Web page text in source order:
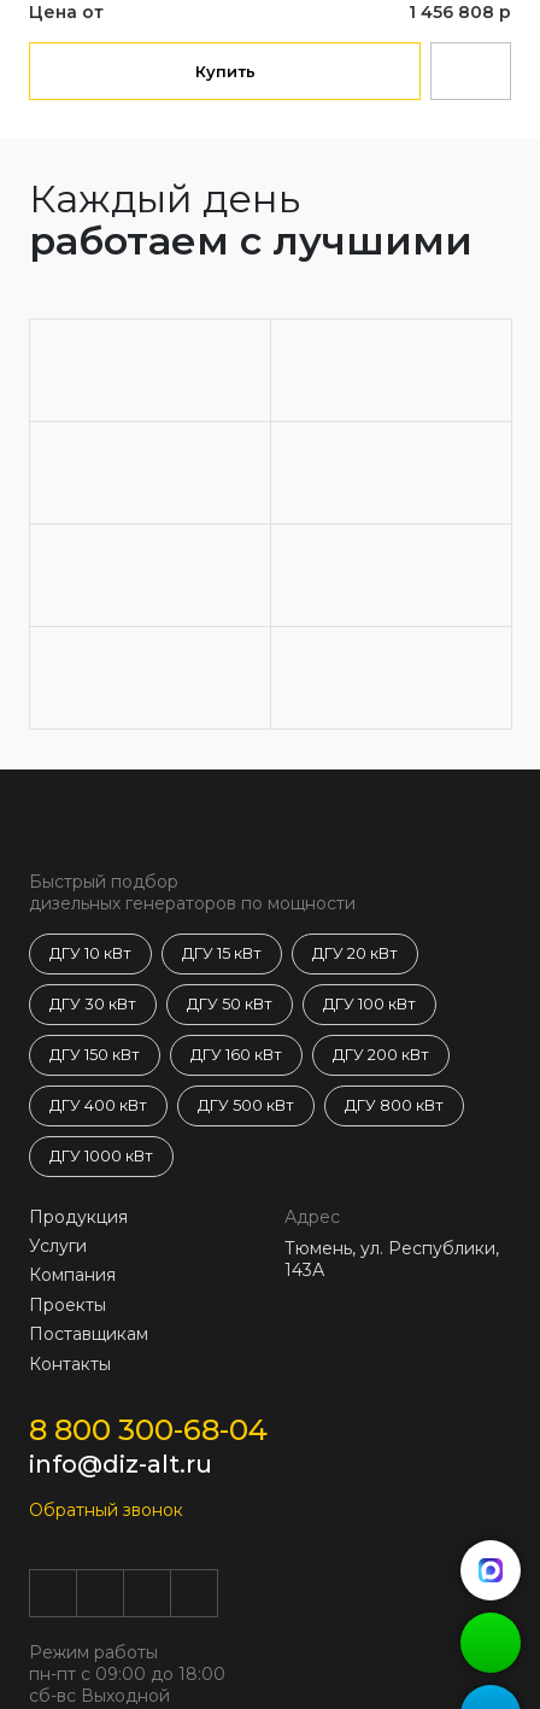
Цена от 1 456 808 р
Купить
Каждый день
работаем с лучшими
Быстрый подбор
дизельных генераторов по мощности
ДГУ 10 кВт ДГУ 15 кВт ДГУ 20 кВт
ДГУ 30 кВт ДГУ 50 кВт ДГУ 100 кВт
ДГУ 150 кВт ДГУ 160 кВт ДГУ 200 кВт
ДГУ 400 кВт ДГУ 500 кВт ДГУ 800 кВт
ДГУ 1000 кВт
Продукция
Услуги
Компания
Проекты
Поставщикам
Контакты
Адрес
Тюмень, ул. Республики,
143А
8 800 300-68-04
info@diz-alt.ru
Обратный звонок
Режим работы
пн-пт с 09:00 до 18:00
сб-вс Выходной